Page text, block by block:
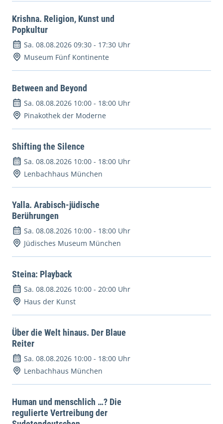
Krishna. Religion, Kunst und
Popkultur
Sa. 08.08.2026 09:30 - 17:30 Uhr
Museum Fünf Kontinente
Between and Beyond
Sa. 08.08.2026 10:00 - 18:00 Uhr
Pinakothek der Moderne
Shifting the Silence
Sa. 08.08.2026 10:00 - 18:00 Uhr
Lenbachhaus München
Yalla. Arabisch-jüdische
Berührungen
Sa. 08.08.2026 10:00 - 18:00 Uhr
Jüdisches Museum München
Steina: Playback
Sa. 08.08.2026 10:00 - 20:00 Uhr
Haus der Kunst
Über die Welt hinaus. Der Blaue
Reiter
Sa. 08.08.2026 10:00 - 18:00 Uhr
Lenbachhaus München
Human und menschlich …? Die
regulierte Vertreibung der